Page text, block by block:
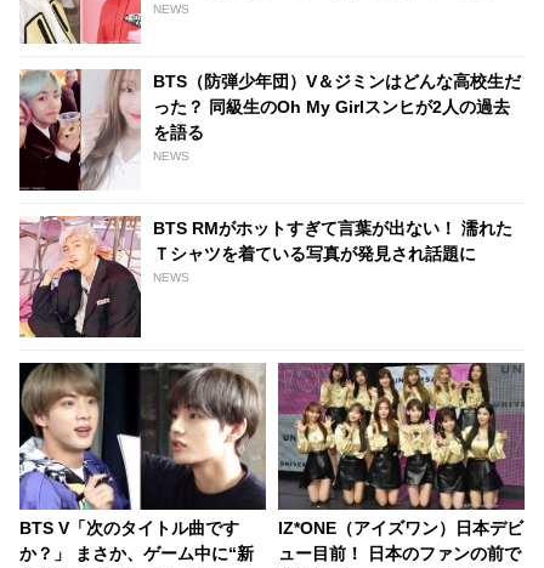
NEWS
BTS（防弾少年団）V＆ジミンはどんな高校生だ
った？ 同級生のOh My Girlスンヒが2人の過去
を語る
NEWS
BTS RMがホットすぎて言葉が出ない！ 濡れた
Ｔシャツを着ている写真が発見され話題に
NEWS
BTS V「次のタイトル曲です
か？」 まさか、ゲーム中に“新
IZ*ONE（アイズワン）日本デビ
ュー目前！ 日本のファンの前で